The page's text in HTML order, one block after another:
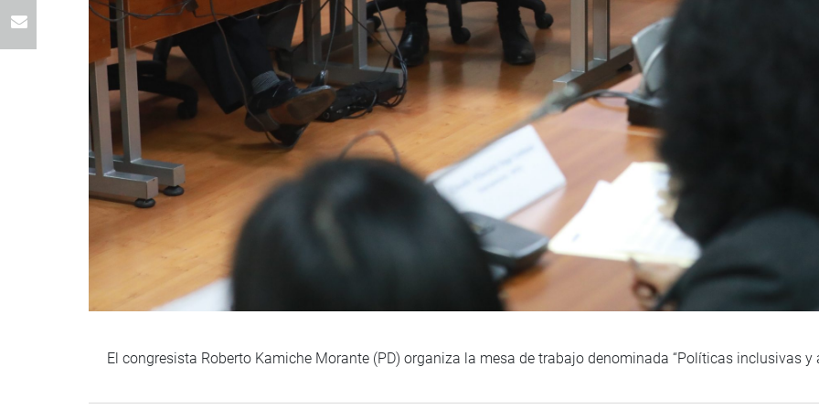
El congresista Roberto Kamiche Morante (PD) organiza la mesa de trabajo denominada “Políticas inclusivas y